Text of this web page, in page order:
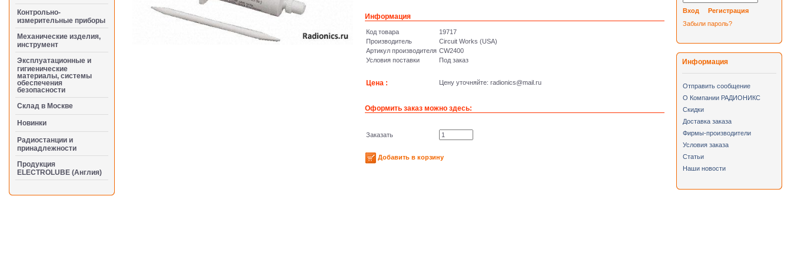
Информация
Код товара
19717
Производитель
Circuit Works (USA)
Артикул производителя CW2400
Условия поставки
Под заказ
Цена : Цену уточняйте: radioniсs@mail.ru
Оформить заказ можно здесь:
Заказать
Добавить в корзину
Контрольно-
измерительные приборы
Механические изделия,
инструмент
Эксплуатационные и
гигиенические
материалы, системы
обеспечения
безопасности
Cклад в Москве
Новинки
Радиостанции и
принадлежности
Продукция
ELECTROLUBE (Англия)
Вход
Регистрация
Забыли пароль?
Информация
Отправить сообщение
О Компании РАДИОНИКС
Скидки
Доставка заказа
Фирмы-производители
Условия заказа
Статьи
Наши новости